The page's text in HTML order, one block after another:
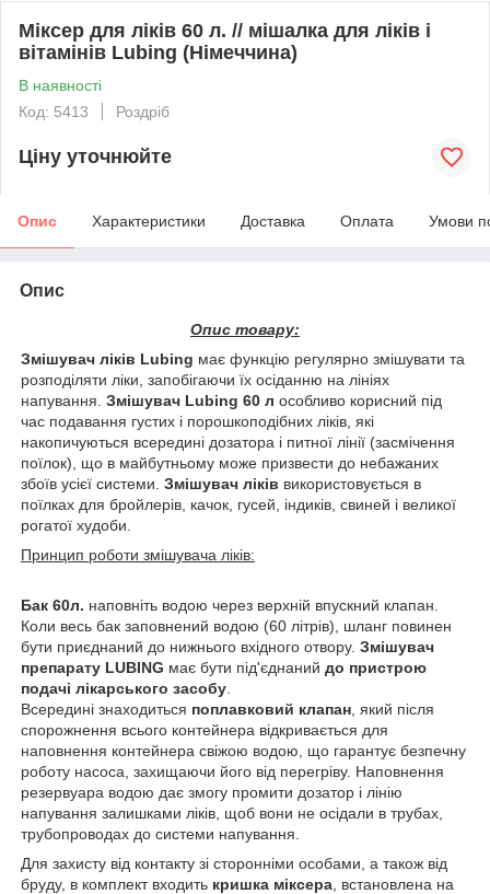
Міксер для ліків 60 л. // мішалка для ліків і
вітамінів Lubing (Німеччина)
В наявності
Код: 5413
Роздріб
Ціну уточнюйте
Опис Характеристики Доставка Оплата Умови
Опис
Опис товару:
Змішувач ліків Lubing має функцію регулярно змішувати та
розподіляти ліки, запобігаючи їх осіданню на лініях
напування. Змішувач Lubing 60 л особливо корисний під
час подавання густих і порошкоподібних ліків, які
накопичуються всередині дозатора і питної лінії (засмічення
поїлок), що в майбутньому може призвести до небажаних
збоїв усієї системи. Змішувач ліків використовується в
поїлках для бройлерів, качок, гусей, індиків, свиней і великої
рогатої худоби.
Принцип роботи змішувача ліків:
Бак 60л. наповніть водою через верхній впускний клапан.
Коли весь бак заповнений водою (60 літрів), шланг повинен
бути приєднаний до нижнього вхідного отвору. Змішувач
препарату LUBING має бути під'єднаний до пристрою
подачі лікарського засобу
Всередині знаходиться поплавковий клапан , який після
спорожнення всього контейнера відкривається для
наповнення контейнера свіжою водою, що гарантує безпечну
роботу насоса, захищаючи його від перегріву. Наповнення
резервуара водою дає змогу промити дозатор і лінію
напування залишками ліків, щоб вони не осідали в трубах,
трубопроводах до системи напування.
Для захисту від контакту зі сторонніми особами, а також від
бруду, в комплект входить кришка міксера , встановлена на